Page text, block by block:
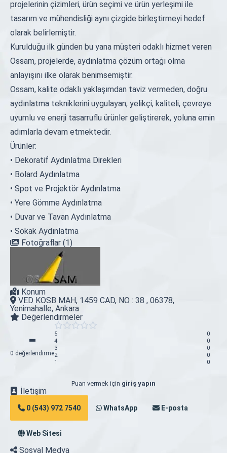
projelerinin çizimleri, ürün seçimi ve ürün yerleşimi ile
tasarım ve mühendisliği aynı çizgide birleştirmeyi hedef
olarak belirlemiştir.
Kurulduğu ilk günden bu yana müşteri odaklı hizmet veren
Ossam, projelerde, aydınlatma çözüm ortağı olma
anlayışını ilke olarak benimsemiştir.
Ossam, kalite odaklı yaklaşımdan taviz vermeden, doğru
aydınlatma tekniklerini uygulayan, yelikçi, kaliteli, çevreye
uyumlu ve enerji tasarruflu ürünler geliştirerek, yoluna emin
adımlarla devam etmektedir.
Ürünler:
• Dekoratif Aydınlatma Direkleri
• Bolard Aydınlatma
• Spot ve Projektör Aydınlatma
• Yere Gömme Aydınlatma
• Duvar ve Tavan Aydınlatma
• Sokak Aydınlatma
Fotoğraflar (1)
Konum
VED KOSB MAH, 1459 CAD, NO : 38 , 06378,
Yenimahalle, Ankara
Değerlendirmeler
-
0 değerlendirme
5
0
4
0
3
0
2
0
1
0
Puan vermek için giriş yapın
İletişim
0 (543) 972 7540 WhatsApp E-posta
Web Sitesi
Sosyal Medya